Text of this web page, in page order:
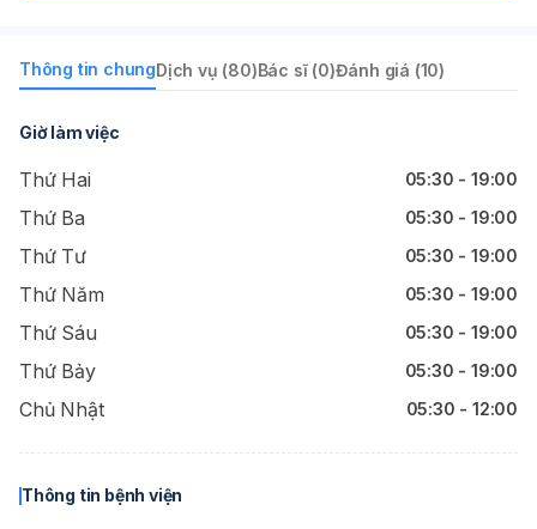
Thông tin chungDịch vụ (80)Bác sĩ (0)Đánh giá (10)
Giờ làm việc
Thứ Hai 05:30 - 19:00
Thứ Ba 05:30 - 19:00
Thứ Tư 05:30 - 19:00
Thứ Năm 05:30 - 19:00
Thứ Sáu 05:30 - 19:00
Thứ Bảy 05:30 - 19:00
Chủ Nhật 05:30 - 12:00
Thông tin bệnh viện